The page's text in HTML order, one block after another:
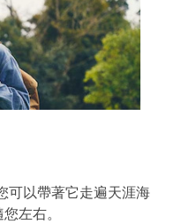
可以帶著它走遍天涯海
左右。